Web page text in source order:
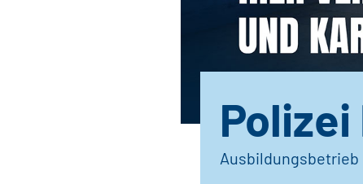
Polizei
Ausbildungsbetrieb